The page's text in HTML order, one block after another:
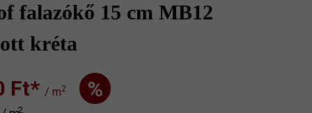
falazókő 15 cm MB12
kréta
Ft‎‎‎*/ m2 %
2